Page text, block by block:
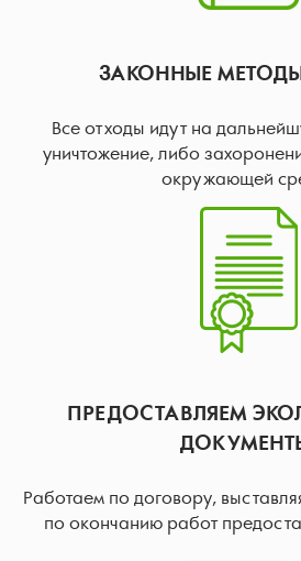
ЗАКОННЫЕ
Все отходы идут на
уничтожение, либо
окружающей
ПРЕДОСТАВЛЯЕМ
Работаем по договору,
по окончанию работ